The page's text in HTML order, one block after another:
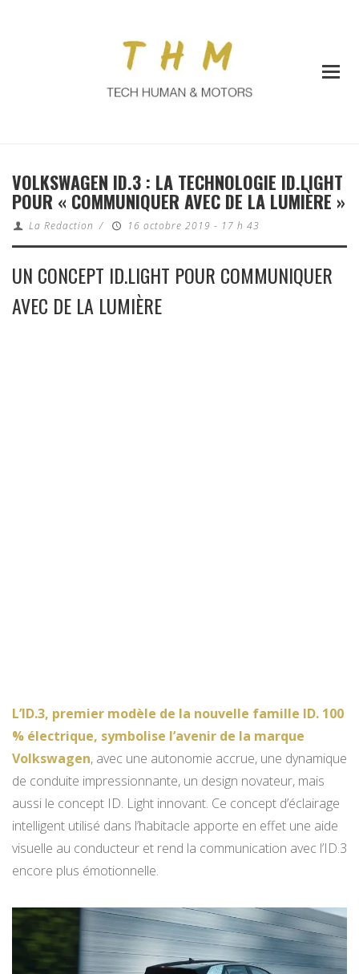
VOLKSWAGEN ID.3 : LA TECHNOLOGIE ID.LIGHT
POUR « COMMUNIQUER AVEC DE LA LUMIÈRE »
La Redaction / 16 octobre 2019 - 17 h 43
UN CONCEPT ID.LIGHT POUR COMMUNIQUER
AVEC DE LA LUMIÈRE
L’ID.3, premier modèle de la nouvelle famille ID. 100
% électrique, symbolise l’avenir de la marque
Volkswagen, avec une autonomie accrue, une dynamique
de conduite impressionnante, un design novateur, mais
aussi le concept ID. Light innovant. Ce concept d’éclairage
intelligent utilisé dans l’habitacle apporte en effet une aide
visuelle au conducteur et rend la communication avec l’ID.3
encore plus émotionnelle.